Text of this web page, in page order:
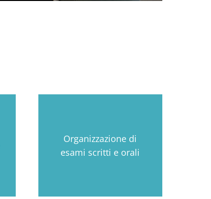
Organizzazione di
esami scritti e orali